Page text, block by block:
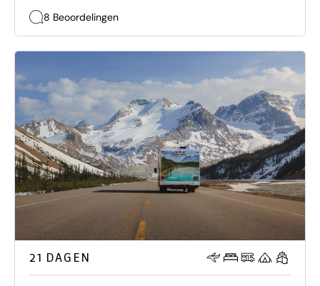
8 Beoordelingen
21 DAGEN